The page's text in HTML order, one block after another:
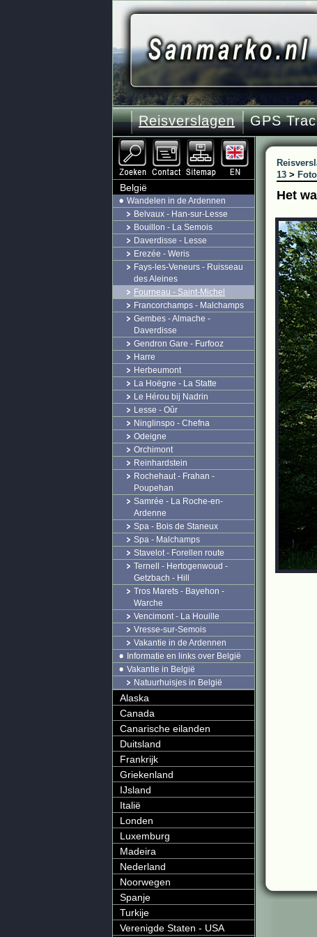
Reisverslagen GPS
13 >
Het
België
Wandelen in de Ardennen
Belvaux - Han-sur-Lesse
Bouillon - La Semois
Daverdisse - Lesse
Erezée - Weris
Fays-les-Veneurs - Ruisseau
des Aleines
Fourneau - Saint-Michel
Francorchamps - Malchamps
Gembes - Almache -
Daverdisse
Gendron Gare - Furfooz
Harre
Herbeumont
La Hoëgne - La Statte
Le Hérou bij Nadrin
Lesse - Oûr
Ninglinspo - Chefna
Odeigne
Orchimont
Reinhardstein
Rochehaut - Frahan -
Poupehan
Samrée - La Roche-en-
Ardenne
Spa - Bois de Staneux
Spa - Malchamps
Stavelot - Forellen route
Ternell - Hertogenwoud -
Getzbach - Hill
Tros Marets - Bayehon -
Warche
Vencimont - La Houille
Vresse-sur-Semois
Vakantie in de Ardennen
Informatie en links over België
Vakantie in België
Natuurhuisjes in België
Alaska
Canada
Canarische eilanden
Duitsland
Frankrijk
Griekenland
IJsland
Italië
Londen
Luxemburg
Madeira
Nederland
Noorwegen
Spanje
Turkije
Verenigde Staten - USA